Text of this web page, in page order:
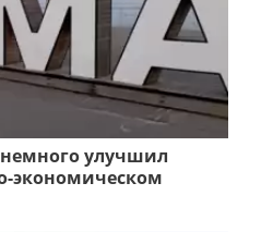
улучшил
экономическом